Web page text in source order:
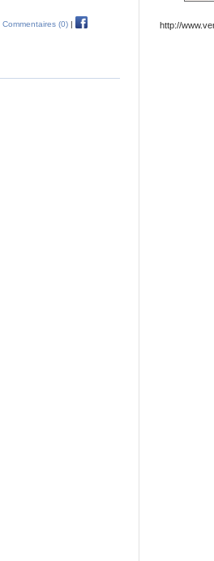
http://
Commentaires (0)|